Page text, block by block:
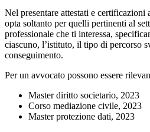
Nel presentare attestati e certificazioni
opta soltanto per quelli pertinenti al
professionale che ti interessa,
ciascuno, l’istituto, il tipo di percorso
conseguimento.
Per un avvocato possono essere
Master diritto societario, 2023
Corso mediazione civile, 2023
Master protezione dati, 2023